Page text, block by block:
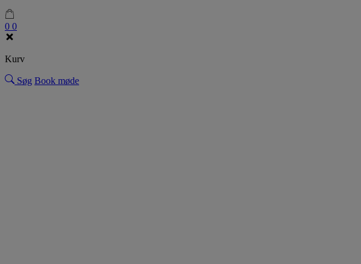
0 0
Kurv
Søg Book møde